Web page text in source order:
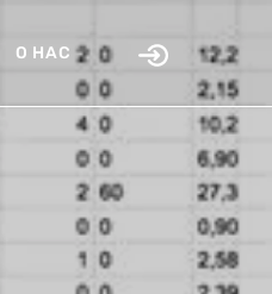
О НАС